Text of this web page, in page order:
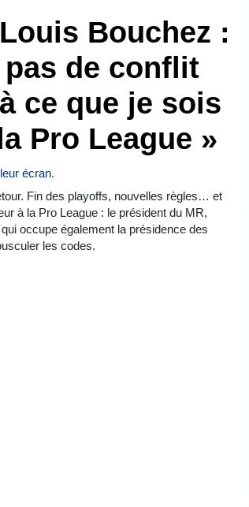
Bouchez :
pas de conflit
ce que je sois
Pro League »
Fin des playoffs, nouvelles règles… et
à la Pro League : le président du MR,
occupe également la présidence des
les codes.